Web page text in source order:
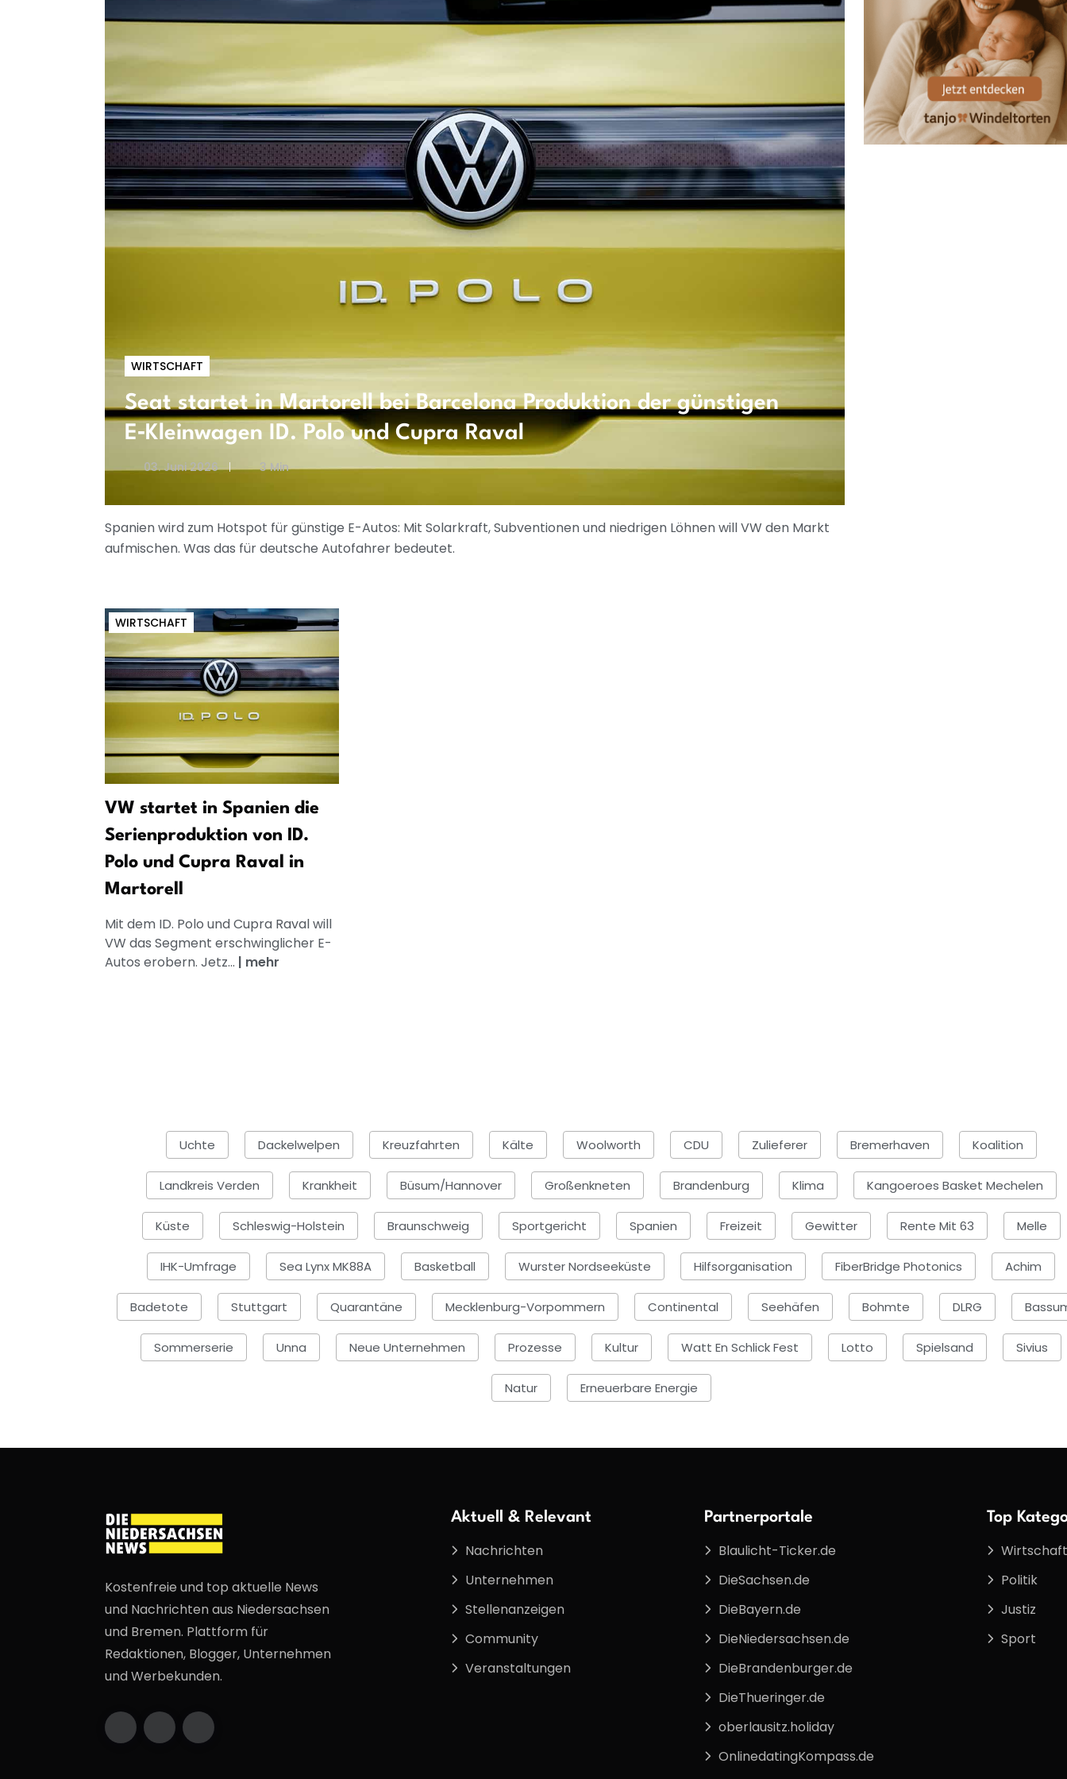
WIRTSCHAFT
Seat startet in Martorell bei Barcelona Produktion der günstigen
E‑Kleinwagen ID. Polo und Cupra Raval
03. Juni 2026 3 Min
Spanien wird zum Hotspot für günstige E-Autos: Mit Solarkraft, Subventionen und niedrigen Löhnen will VW den Markt
aufmischen. Was das für deutsche Autofahrer bedeutet.
WIRTSCHAFT
VW startet in Spanien die
Serienproduktion von ID.
Polo und Cupra Raval in
Martorell
Mit dem ID. Polo und Cupra Raval will
VW das Segment erschwinglicher E-
Autos erobern. Jetz... | mehr
Uchte Dackelwelpen Kreuzfahrten Kälte Woolworth CDU Zulieferer Bremerhaven Koalition
Landkreis Verden Krankheit Büsum/Hannover Großenkneten Brandenburg Klima Kangoeroes Basket Mechelen
Küste Schleswig-Holstein Braunschweig Sportgericht Spanien Freizeit Gewitter Rente Mit 63 Melle
IHK-Umfrage Sea Lynx MK88A Basketball Wurster Nordseeküste Hilfsorganisation FiberBridge Photonics Achim
Badetote Stuttgart Quarantäne Mecklenburg-Vorpommern Continental Seehäfen Bohmte DLRG
Sommerserie Unna Neue Unternehmen Prozesse Kultur Watt En Schlick Fest Lotto Spielsand Sivius
Natur Erneuerbare Energie
Kostenfreie und top aktuelle News
und Nachrichten aus Niedersachsen
und Bremen. Plattform für
Redaktionen, Blogger, Unternehmen
und Werbekunden.
Aktuell & Relevant
Nachrichten
Unternehmen
Stellenanzeigen
Community
Veranstaltungen
Partnerportale
Blaulicht-Ticker.de
DieSachsen.de
DieBayern.de
DieNiedersachsen.de
DieBrandenburger.de
DieThueringer.de
oberlausitz.holiday
OnlinedatingKompass.de
Top
Wirtschaft
Politik
Justiz
Sport